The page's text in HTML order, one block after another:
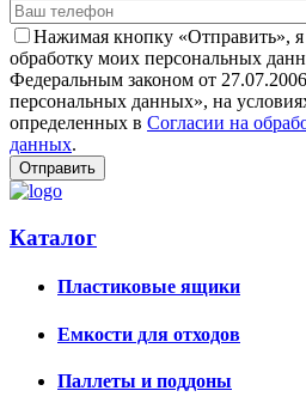
Нажимая кнопку «Отправить», я
обработку моих персональных
Федеральным законом от
персональных данных», на
определенных в Согласии на
данных.
Каталог
Пластиковые ящики
Емкости для отходов
Паллеты и поддоны